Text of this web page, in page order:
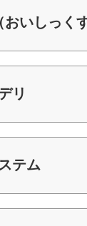
いしっくす
リ
テム